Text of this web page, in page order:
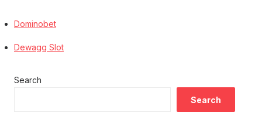
Dominobet
Dewagg Slot
Search
Search